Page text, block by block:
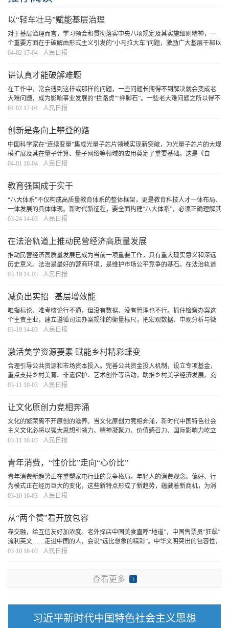
以“轻车壮马”赋能基层治理
对于基层治理而言，学习领会和贯彻落实中央八项规定及其实施细则精神，一
个重要方面在于破解由形式主义引发的“小马拉大车”问题，激励广大基层干部以
“轻车壮马”干事创业、担当作为。
04-02 17-04 人民日报
讲认真才能破解难题
在工作中，常会遇到这样或那样的问题，一些问题长期得不到解决就会变成老
大难问题，成为影响事业发展的“拦路虎”“绊脚石”。一些老大难问题之所以得不
到解决，很大程度上是因为没有被认真对待。讲认真，是解决老大难问题的有
04-02 17-04 人民日报
创新是条向上攀登的路
中国科学家在“连续变量”集成光量子芯片领域实现新突破，为光量子芯片的大规
模扩展及其在量子计算、量子网络等领域的应用奠定了重要基础。这是《自
然》杂志审稿人口中的“重要里程碑”，也是突破关键技术瓶颈、实现弯道超车的
04-01 10-04 人民日报
教育强国成于实干
“八大体系”不仅构成高质量教育体系的整体框架，更是教育科技人才一体布局、
一体发展的具体体现。新时代新征程，要全面构建“八大体系”，必须正确理解其
科学内涵和实践路径，这样才能以战略思维着眼全局、以系统思维协同各方、
03-24 14-03 人民日报
在法治轨道上推动民营经济高质量发展
推动民营经济高质量发展已成为当前一项重要工作，具有重大现实意义和深远
历史意义。法治是最好的营商环境，是维护市场公平竞争的基石。在法治轨道
上推动民营经济高质量发展，顺应了构建高水平社会主义市场经济体制的内在
03-19 14-03 人民日报
减负出实招 基层增效能
唯指标论、唯考核论行不通，但没有数据、没有管理也不行。抓住检察办案这
个主责主业，建立遵循司法办案规律的衡量标尺，把宏观数据、中观分析与微
观案件相结合，以科学管理推动基层减负，有助于让检察人员“增效”不“增负”。
03-19 14-03 人民日报
激活美学资源要素 赋能乡村精彩蝶变
合理引导公共资源和市场资本投入。完善公共资金投入机制，设立专项基金，
重点支持乡村美育、非遗保护、艺术创作等活动，助推乡村美学经济发展。充
分发挥市场机制作用，吸引更多社会资金参与美学资源开发，加大乡土品牌建
03-11 10-03 人民日报
让文化原创力竞相奔涌
文化的繁荣离不开原创的滋养。当文化原创力竞相奔涌，新时代中国特色社会
主义文化必将以强大思想引领力、精神凝聚力、价值感召力、国际影响力屹立
于人类先进文化之林。
03-11 10-03 人民日报
青年消费，“性价比”走向“心价比”
青年消费新趋势正在重塑家电行业的竞争格局。年轻人的消费观念、偏好、行
为模式正在经历巨大的变化，这些新特点形成了新趋势，蕴藏着新商机，为消
费市场带来了全新的机遇和挑战。我们相信，敏锐捕捉需求变化、聚焦细分功
03-10 16-03 人民日报
从“两个赞”看开放包容
靠交融，给互信友好加浓度。老外探店中国美食直呼“地道”，中国售票员“狂飙”
流利英文……走进中国的人，会说“远比想象的精彩”。中华文明突出的包容性，
促使人们迈开脚步，更张开怀抱。共享代替独享，和合消解零和，对话填平鸿
03-10 16-03 人民日报
查看更多
习近平新时代中国特色社会主义思想